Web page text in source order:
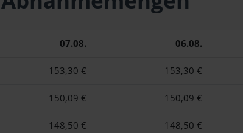
07.08. 06.08.
153,30 € 153,30 €
150,09 € 150,09 €
148,50 € 148,50 €